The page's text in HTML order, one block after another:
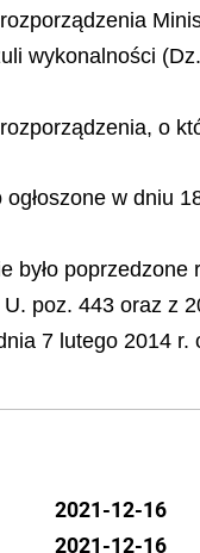
wykonalności
o
ogłoszone w dniu
było
poz. 443 oraz z
7 lutego 2014
2021-12-16
2021-12-16